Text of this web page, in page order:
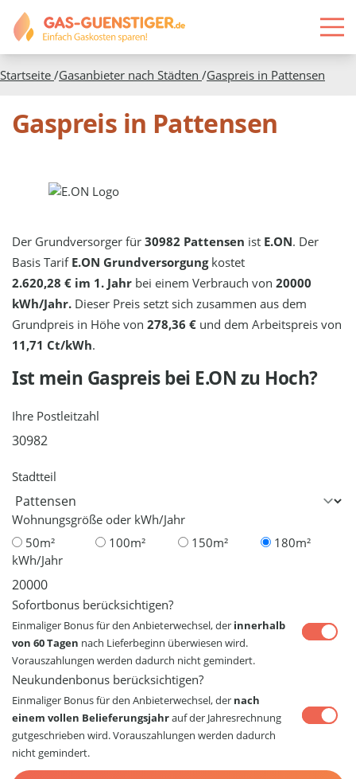
Startseite /Gasanbieter nach Städten /Gaspreis in Pattensen
Gaspreis in Pattensen
Der Grundversorger für30982 Pattensen ist E.ON. Der
Basis Tarif E.ON Grundversorgungkostet
2.620,28 € im 1. Jahr bei einem Verbrauch von20000
kWh/Jahr. Dieser Preis setzt sich zusammen aus dem
Grundpreis in Höhe von278,36 € und dem Arbeitspreis von
11,71 Ct/kWh.
Ist mein Gaspreis bei E.ONzu Hoch?
Ihre Postleitzahl
Stadtteil
Wohnungsgröße oder kWh/Jahr
50m²
100m² 150m²
180m²
kWh/Jahr
Sofortbonus berücksichtigen?
Einmaliger Bonus für den Anbieterwechsel, der innerhalb
von 60 Tagen nach Lieferbeginn überwiesen wird.
Vorauszahlungen werden dadurch nicht gemindert.
Neukundenbonus berücksichtigen?
Einmaliger Bonus für den Anbieterwechsel, der nach
einem vollen Belieferungsjahrauf der Jahresrechnung
gutgeschrieben wird. Vorauszahlungen werden dadurch
nicht gemindert.